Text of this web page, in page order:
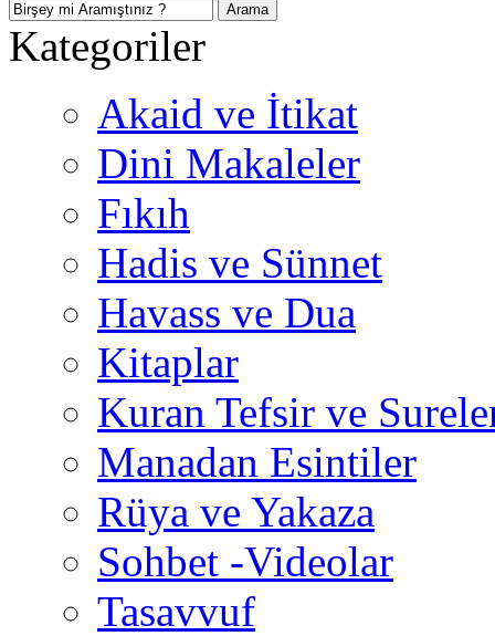
Kategoriler
Akaid ve İtikat
Dini Makaleler
Fıkıh
Hadis ve Sünnet
Havass ve Dua
Kitaplar
Kuran Tefsir ve
Manadan Esintiler
Rüya ve Yakaza
Sohbet -Videolar
Tasavvuf